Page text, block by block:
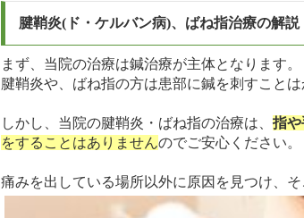
腱鞘炎(ド・ケルバン病)、ばね指治療の解説
まず、当院の治療は鍼治療が主体となります。
腱鞘炎や、ばね指の方は患部に鍼を刺すこと
しかし、当院の腱鞘炎・ばね指の治療は、 指
をすることはありませんのでご安心ください。
痛みを出している場所以外に原因を見つけ、そ